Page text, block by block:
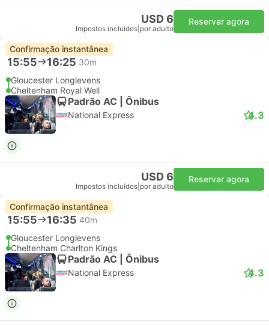
USD 6
Impostos incluídos por adulto
Reservar agora
Confirmação instantânea
15:55 16:25 30m
Gloucester Longlevens
Cheltenham Royal Well
Padrão AC | Ônibus
National Express 4.3
USD 6
Impostos incluídos por adulto
Reservar agora
Confirmação instantânea
15:55 16:35 40m
Gloucester Longlevens
Cheltenham Charlton Kings
Padrão AC | Ônibus
National Express 4.3